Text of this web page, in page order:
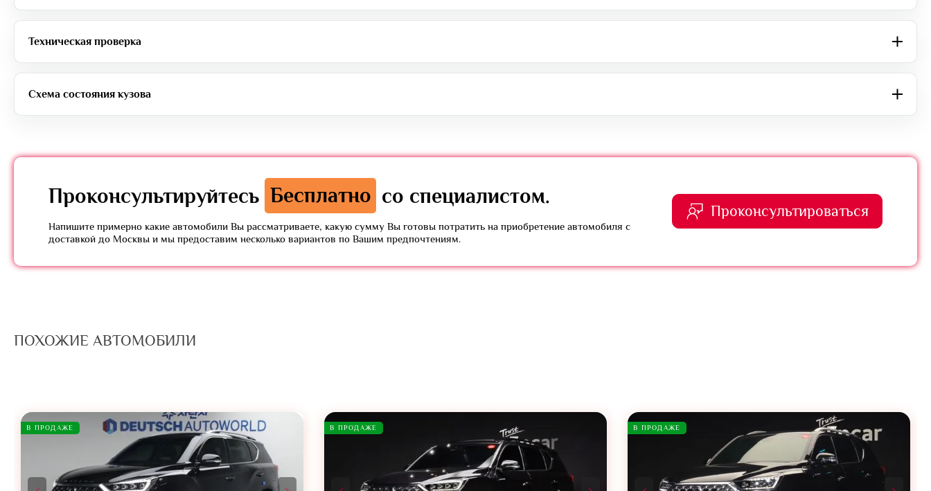
Техническая проверка
Схема состояния кузова
Проконсультируйтесь Бесплатно со специалистом.
Напишите примерно какие автомобили Вы рассматриваете, какую сумму Вы готовы потратить на приобретение автомобиля с
доставкой до Москвы и мы предоставим несколько вариантов по Вашим предпочтениям.
Проконсультироваться
ПОХОЖИЕ АВТОМОБИЛИ
В ПРОДАЖЕ В ПРОДАЖЕ В ПРОДАЖЕ